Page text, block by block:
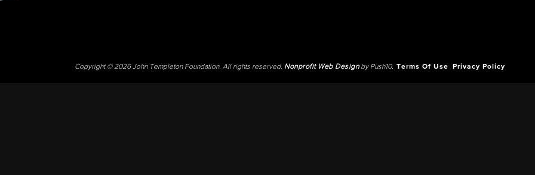
Copyright © 2026 John Templeton Foundation. All rights reserved. Nonprofit Web Designby Push10. Terms Of Use Privacy Policy